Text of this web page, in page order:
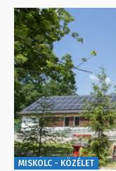
MISKOLC - KÖZÉLET